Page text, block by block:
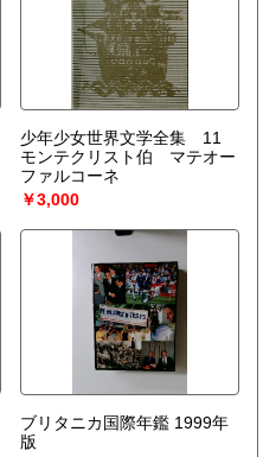
少年少女世界文学全集 11
モンテクリスト伯 マテオー
ファルコーネ
￥3,000
ブリタニカ国際年鑑 1999年
版